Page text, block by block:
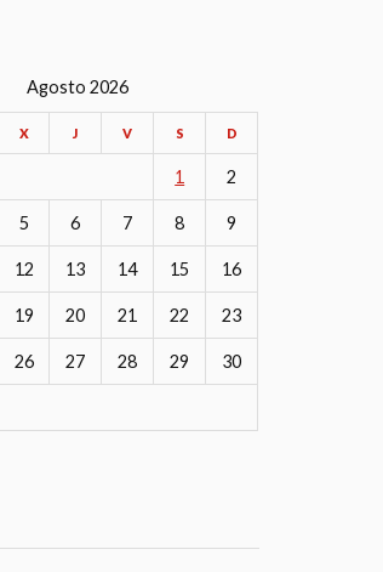
Agosto 2026
X J V S D
1 2
5 6 7 8 9
12 13 14 15 16
19 20 21 22 23
26 27 28 29 30